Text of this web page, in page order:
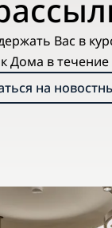
Вас в
Дома в течение
на